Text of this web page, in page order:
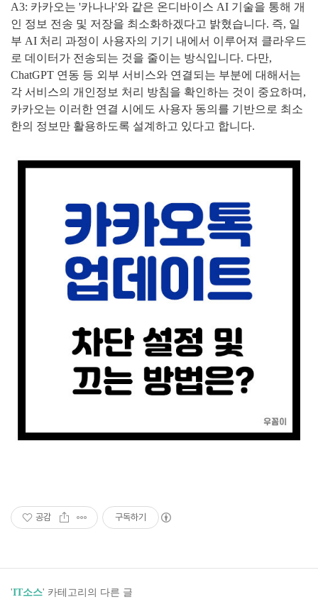
A3: 카카오는 '카나나'와 같은 온디바이스 AI 기술을 통해 개
인 정보 전송 및 저장을 최소화하겠다고 밝혔습니다. 즉, 일
부 AI 처리 과정이 사용자의 기기 내에서 이루어져 클라우드
로 데이터가 전송되는 것을 줄이는 방식입니다. 다만,
ChatGPT 연동 등 외부 서비스와 연결되는 부분에 대해서는
각 서비스의 개인정보 처리 방침을 확인하는 것이 중요하며,
카카오는 이러한 연결 시에도 사용자 동의를 기반으로 최소
한의 정보만 활용하도록 설계하고 있다고 합니다.
공감 구독하기
'IT소스' 카테고리의 다른 글